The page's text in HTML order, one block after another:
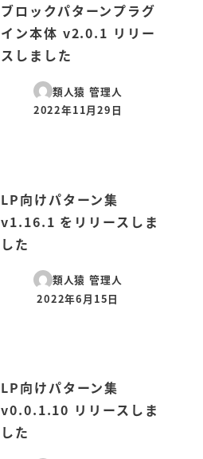
ブロックパターンプラグ
イン本体 v2.0.1 リリー
スしました
類人猿 管理人
投稿日
2022年11月29日
LP向けパターン集
v1.16.1 をリリースしま
した
類人猿 管理人
投稿日
2022年6月15日
LP向けパターン集
v0.0.1.10 リリースしま
した